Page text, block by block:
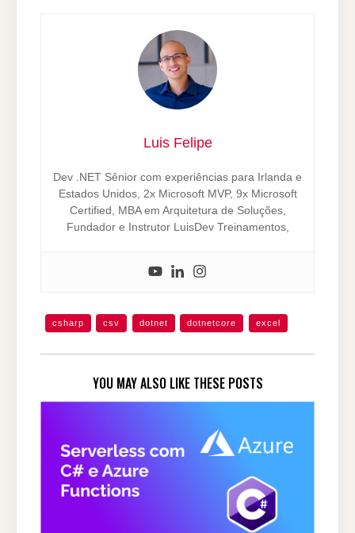
Luis Felipe
Dev .NET Sênior com experiências para Irlanda e
Estados Unidos, 2x Microsoft MVP, 9x Microsoft
Certified, MBA em Arquitetura de Soluções,
Fundador e Instrutor LuisDev Treinamentos,
csharp csv dotnet dotnetcore excel
YOU MAY ALSO LIKE THESE POSTS